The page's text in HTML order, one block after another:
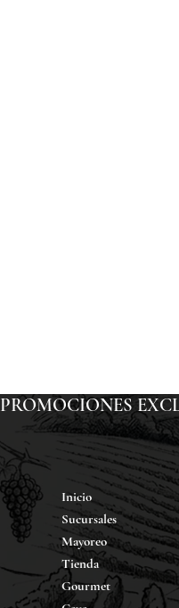
PROMOCIONES
Inicio
Sucursales
Mayoreo
Tienda
Gourmet